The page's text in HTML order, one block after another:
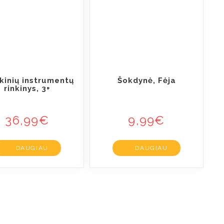
instrumentų
rinkinys, 3+
36,99€
DAUGIAU
Šokdynė, Fėja
9,99€
DAUGIAU